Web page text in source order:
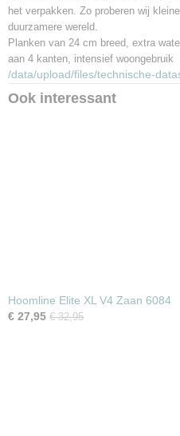
Huishoudelijke garantie:
20 jaar
Toplaag:
Extra mat
Kliksysteem:
het verpakken. Zo proberen wij
duurzamere wereld.
Planken van 24 cm breed, extra
aan 4 kanten, intensief woongebruik
/data/upload/files/technische-
Ook interessant
Hoomline Elite XL V4 Zaan 6084
€ 27,95 € 32,95